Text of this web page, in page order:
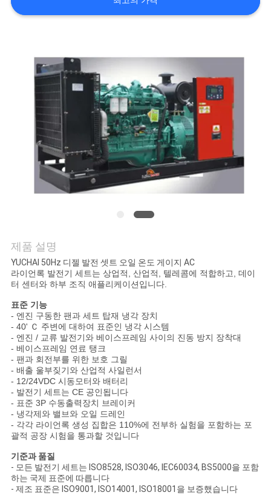
질
회
를
요
청
하
다
사
이
트
맵
제품 설명
YUCHAI 50Hz 디젤 발전 셋트 오일 온도 게이지 AC
라이언록 발전기 세트는 상업적, 산업적, 텔레콤에 적합하고, 데이
터 센터와 하부 조직 애플리케이션입니다.
표준 기능
- 엔진 구동한 팬과 세트 탑재 냉각 장치
- 40' Ｃ 주변에 대하여 표준인 냉각 시스템
- 엔진 / 교류 발전기와 베이스프레임 사이의 진동 방지 장착대
- 베이스프레임 연료 탱크
- 팬과 회전부를 위한 보호 그릴
- 배출 울부짖기와 산업적 사일런서
- 12/24VDC 시동모터와 배터리
- 발전기 세트는 CE 공인됩니다
- 표준 3P 수동출력장치 브레이커
- 냉각제와 밸브와 오일 드레인
- 각각 라이언록 생성 집합은 110%에 전부하 실험을 포함하는 포
괄적 공장 시험을 통과할 것입니다
기준과 품질
- 모든 발전기 세트는 ISO8528, ISO3046, IEC60034, BS5000을 포함
하는 국제 표준에 따릅니다
- 제조 표준은 ISO9001, ISO14001, ISO18001을 보증했습니다